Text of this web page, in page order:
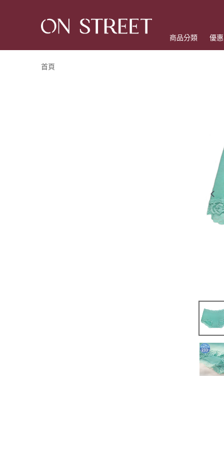
商品分類 優
首頁